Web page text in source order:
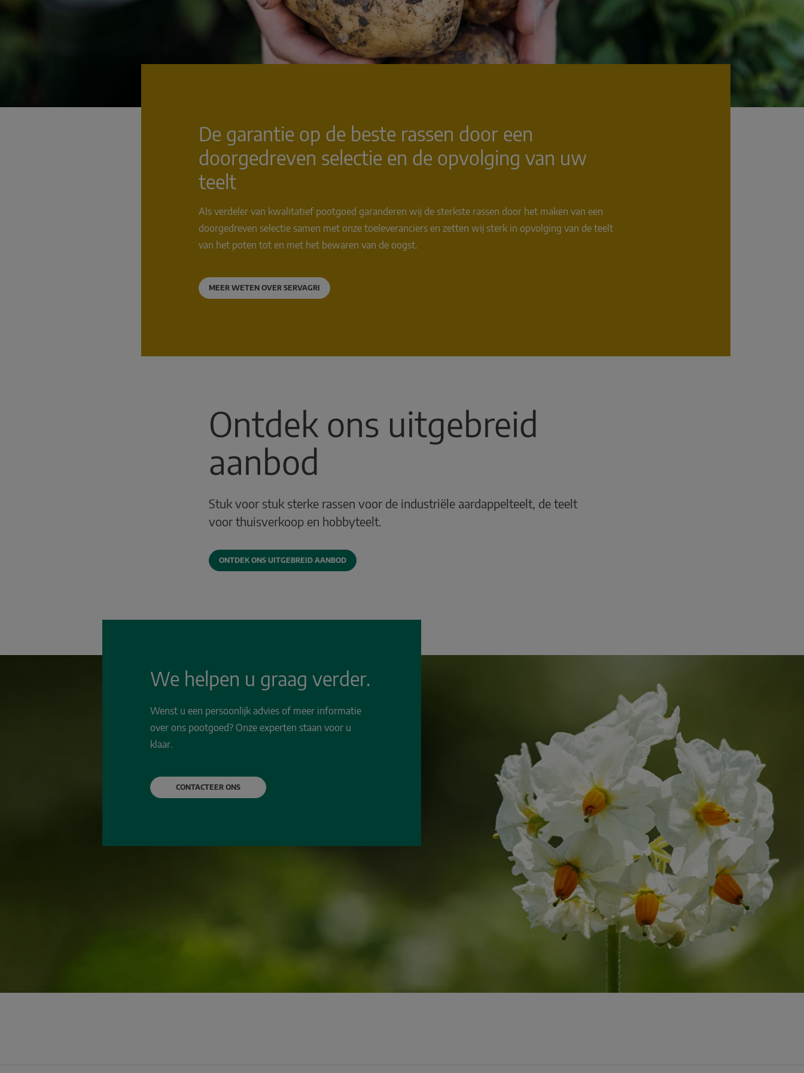
De garantie op de beste rassen door een
doorgedreven selectie en de opvolging van uw
teelt
Als verdeler van kwalitatief pootgoed garanderen wij de sterkste rassen door het maken van een
doorgedreven selectie samen met onze toeleveranciers en zetten wij sterk in opvolging van de teelt
van het poten tot en met het bewaren van de oogst.
MEER WETEN OVER SERVAGRI
Ontdek ons uitgebreid
aanbod
Stuk voor stuk sterke rassen voor de industriële aardappelteelt, de teelt
voor thuisverkoop en hobbyteelt.
ONTDEK ONS UITGEBREID AANBOD
We helpen u graag verder.
Wenst u een persoonlijk advies of meer informatie
over ons pootgoed? Onze experten staan voor u
klaar.
CONTACTEER ONS